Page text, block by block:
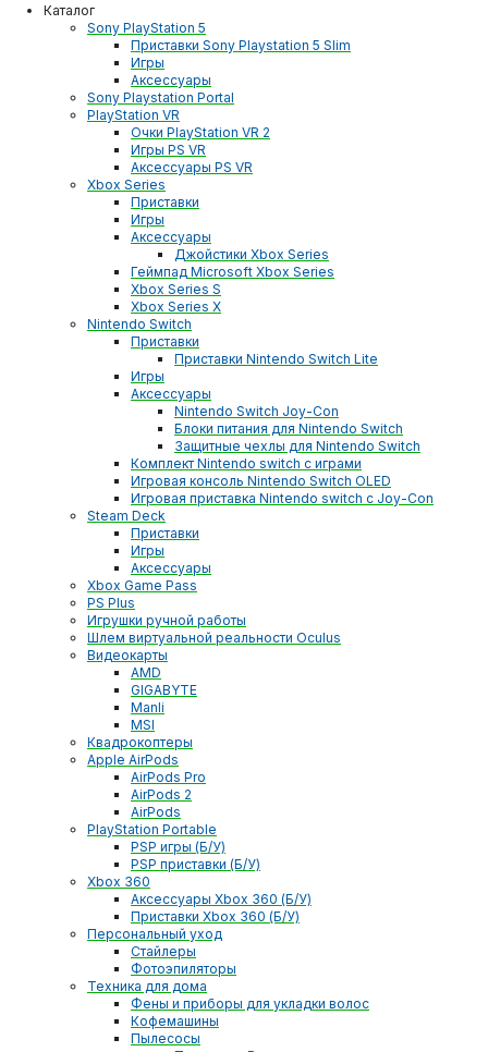
Каталог
Sony PlayStation 5
Приставки Sony Playstation 5 Slim
Игры
Аксессуары
Sony Playstation Portal
PlayStation VR
Очки PlayStation VR 2
Игры PS VR
Аксессуары PS VR
Xbox Series
Приставки
Игры
Аксессуары
Джойстики Xbox Series
Геймпад Microsoft Xbox Series
Xbox Series S
Xbox Series X
Nintendo Switch
Приставки
Приставки Nintendo Switch Lite
Игры
Аксессуары
Nintendo Switch Joy-Con
Блоки питания для Nintendo Switch
Защитные чехлы для Nintendo Switch
Комплект Nintendo switch с играми
Игровая консоль Nintendo Switch OLED
Игровая приставка Nintendo switch с Joy-Con
Steam Deck
Приставки
Игры
Аксессуары
Xbox Game Pass
PS Plus
Игрушки ручной работы
Шлем виртуальной реальности Oculus
Видеокарты
AMD
GIGABYTE
Manli
MSI
Квадрокоптеры
Apple AirPods
AirPods Pro
AirPods 2
AirPods
PlayStation Portable
PSP игры (Б/У)
PSP приставки (Б/У)
Xbox 360
Аксессуары Xbox 360 (Б/У)
Приставки Xbox 360 (Б/У)
Персональный уход
Стайлеры
Фотоэпиляторы
Техника для дома
Фены и приборы для укладки волос
Кофемашины
Пылесосы